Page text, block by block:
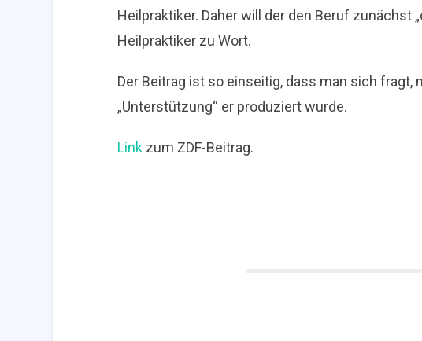
Heilpraktiker. Daher will der den Beruf zunächst
Heilpraktiker zu Wort.
Der Beitrag ist so einseitig, dass man sich fragt,
„Unterstützung“ er produziert wurde.
Linkzum ZDF-Beitrag.